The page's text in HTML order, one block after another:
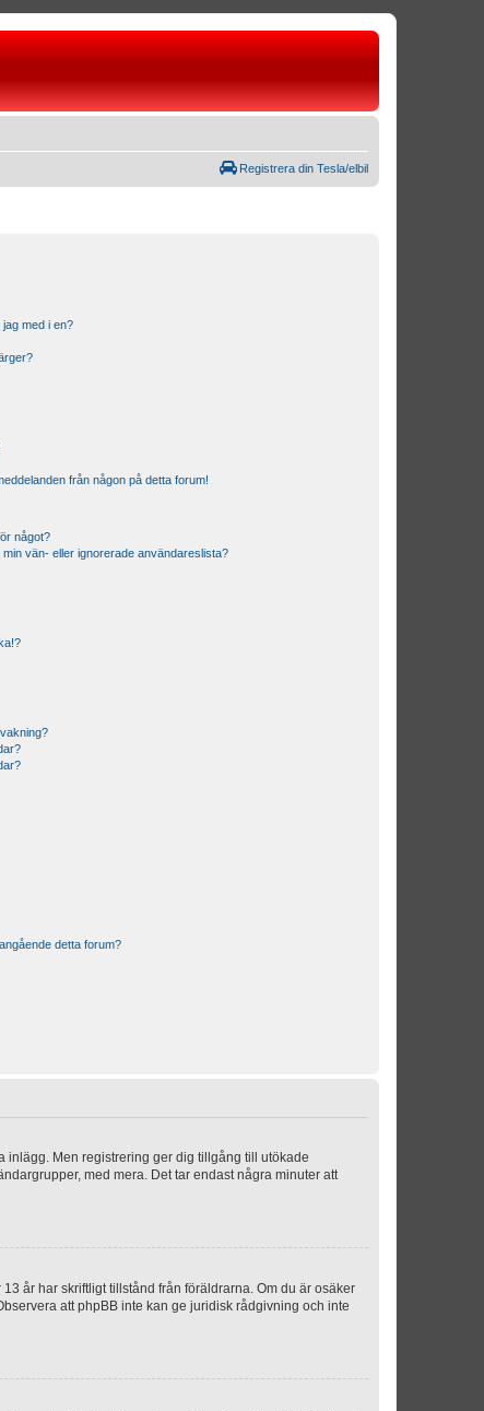
Registrera din Tesla/elbil
med i en?
från någon på detta forum!
något?
vän- eller ignorerade användareslista?
detta forum?
inlägg. Men registrering ger dig tillgång till utökade
med mera. Det tar endast några minuter att
år har skriftligt tillstånd från föräldrarna. Om du är osäker
att phpBB inte kan ge juridisk rådgivning och inte